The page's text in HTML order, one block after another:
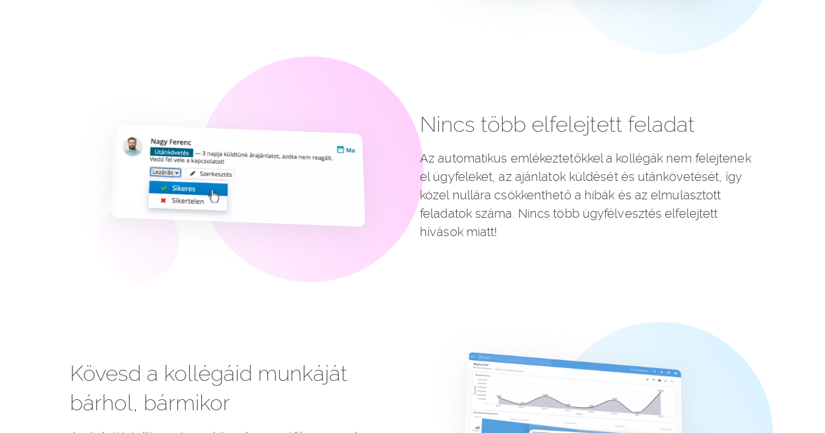
Nincs több elfelejtett feladat
Az automatikus emlékeztetőkkel a kollégák nem felejtenek
el ügyfeleket, az ajánlatok küldését és utánkövetését, így
közel nullára csökkenthető a hibák és az elmulasztott
feladatok száma. Nincs több ügyfélvesztés elfelejtett
hívások miatt!
Kövesd a kollégáid munkáját
bárhol, bármikor